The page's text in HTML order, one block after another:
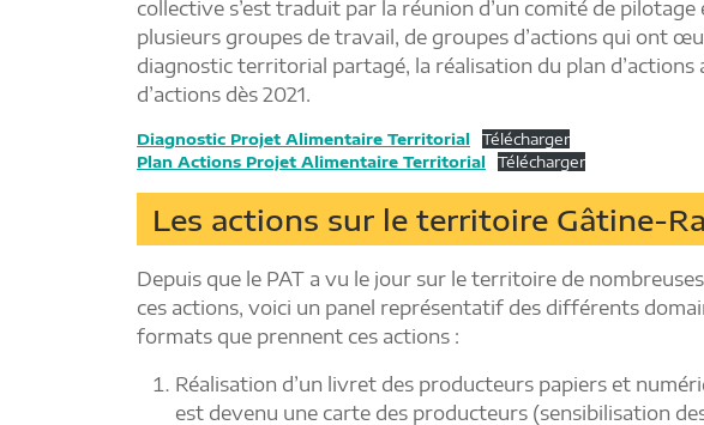
collective s’est traduit par la réunion d’un comité de pilotage
plusieurs groupes de travail, de groupes d’actions qui ont
diagnostic territorial partagé, la réalisation du plan
d’actions dès 2021.
Diagnostic Projet Alimentaire Territorial
Télécharger
Plan Actions Projet Alimentaire Territorial
Télécharger
Les actions sur le territoire Gâtine-
Depuis que le PAT a vu le jour sur le territoire de
ces actions, voici un panel représentatif des différents
formats que prennent ces actions :
Réalisation d’un livret des producteurs papiers et
est devenu une carte des producteurs (sensibilisation